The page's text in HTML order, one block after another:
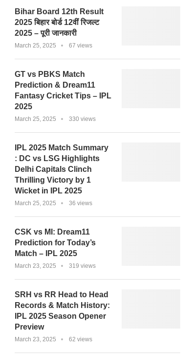
Bihar Board 12th Result
2025 बिहार बोर्ड 12वीं रिजल्ट
2025 – पूरी जानकारी
March 25, 2025 67 views
GT vs PBKS Match
Prediction & Dream11
Fantasy Cricket Tips – IPL
2025
March 25, 2025 330 views
IPL 2025 Match Summary
: DC vs LSG Highlights
Delhi Capitals Clinch
Thrilling Victory by 1
Wicket in IPL 2025
March 25, 2025 36 views
CSK vs MI: Dream11
Prediction for Today’s
Match – IPL 2025
March 23, 2025 319 views
SRH vs RR Head to Head
Records & Match History:
IPL 2025 Season Opener
Preview
March 23, 2025 62 views